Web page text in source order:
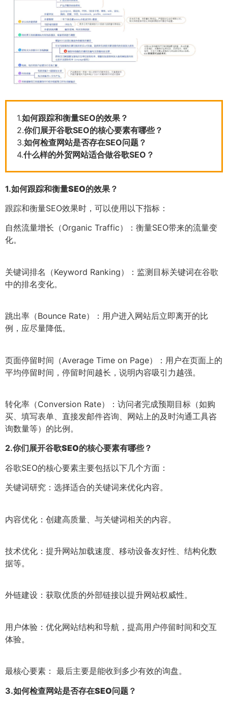
1.如何跟踪和衡量SEO的效果？
2.你们展开谷歌SEO的核心要素有哪些？
3.如何检查网站是否存在SEO问题？
4.什么样的外贸网站适合做谷歌SEO？
1.如何跟踪和衡量SEO的效果？
跟踪和衡量SEO效果时，可以使用以下指标：
自然流量增长（Organic Traffic）：衡量SEO带来的流量变
化。
关键词排名（Keyword Ranking）：监测目标关键词在谷歌
中的排名变化。
跳出率（Bounce Rate）：用户进入网站后立即离开的比
例，应尽量降低。
页面停留时间（Average Time on Page）：用户在页面上的
平均停留时间，停留时间越长，说明内容吸引力越强。
转化率（Conversion Rate）：访问者完成预期目标（如购
买、填写表单、直接发邮件咨询、网站上的及时沟通工具咨
询数量等）的比例。
2.你们展开谷歌SEO的核心要素有哪些？
谷歌SEO的核心要素主要包括以下几个方面：
关键词研究：选择适合的关键词来优化内容。
内容优化：创建高质量、与关键词相关的内容。
技术优化：提升网站加载速度、移动设备友好性、结构化数
据等。
外链建设：获取优质的外部链接以提升网站权威性。
用户体验：优化网站结构和导航，提高用户停留时间和交互
体验。
最核心要素： 最后主要是能收到多少有效的询盘。
3.如何检查网站是否存在SEO问题？